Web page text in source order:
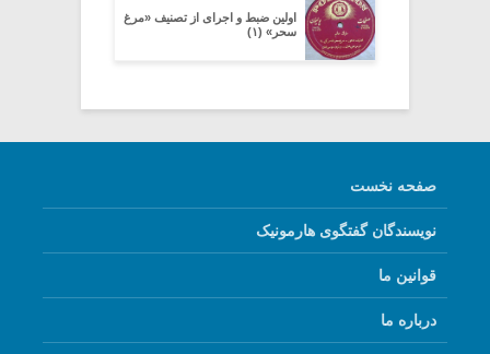
اولین ضبط و اجرای از تصنیف «مرغ
سحر» (۱)
صفحه نخست
نویسندگان گفتگوی هارمونیک
قوانین ما
درباره ما